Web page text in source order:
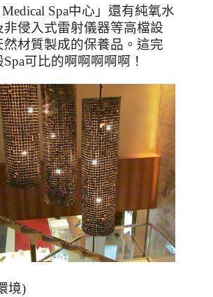
Medical Spa中心」還有純氧水
非侵入式雷射儀器等高檔設
然材質製成的保養品。這完
Spa可比的啊啊啊啊啊！
境)